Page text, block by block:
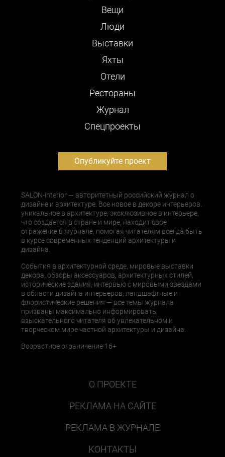
Вещи
Люди
Выставки
Яхты
Отели
Рестораны
Журнал
Cпецпроекты
Опубликуйте проект
SALON-interior — авторитетный российский журнал о
дизайне и архитектуре. Все новое в декоре интерьеров,
уникальное в архитектуре, эксклюзивное в интерьере,
что создается в стране и мире, находит свое
отражение в журнале, помогая читателям всегда быть
в курсе современных тенденций архитектуры и
дизайна.
События в архитектурной среде, мировые выставки
декора, обзоры аксессуаров, архитектурных стилей,
исторические здания, интервью с мировыми звездами
в области дизайна интерьеров, ландшафтные и
флористические решения — все темы журнала
призваны максимально информировать
взыскательного читателя об увлекательном и
творческом мире частной архитектуры и дизайна.
Возрастное ограничение 16+
О ПРОЕКТЕ
РЕКЛАМА НА САЙТЕ
РЕКЛАМА В ЖУРНАЛЕ
КОНТАКТЫ